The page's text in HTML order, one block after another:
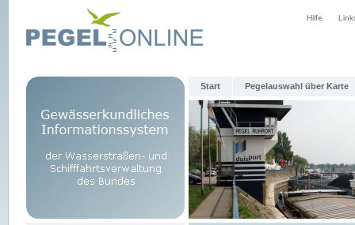
Hilfe
Start Pegelauswahl über Karte